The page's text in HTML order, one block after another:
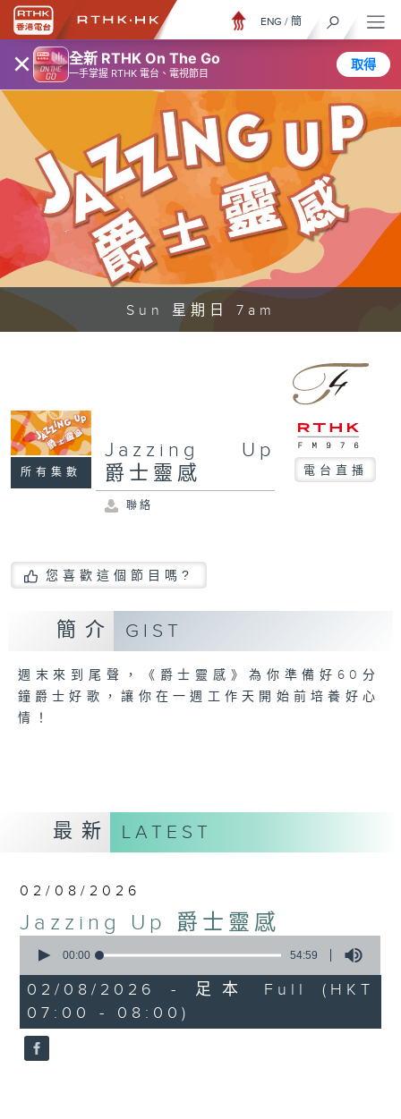
× 全新 RTHK On The Go
一手掌握 RTHK 電台、電視節目
取得
ENG / 簡
Sun 星期日 7am
所有集數
Jazzing Up
爵士靈感
電台直播
聯絡
您喜歡這個節目嗎?
簡介 GIST
週末來到尾聲，《爵士靈感》為你準備好60分
鐘爵士好歌，讓你在一週工作天開始前培養好心
情！
最新 LATEST
02/08/2026
Jazzing Up 爵士靈感
seconds
54
minutes,
59
seconds
00:00 54:59
02/08/2026 - 足本 Full (HKT
07:00 - 08:00)